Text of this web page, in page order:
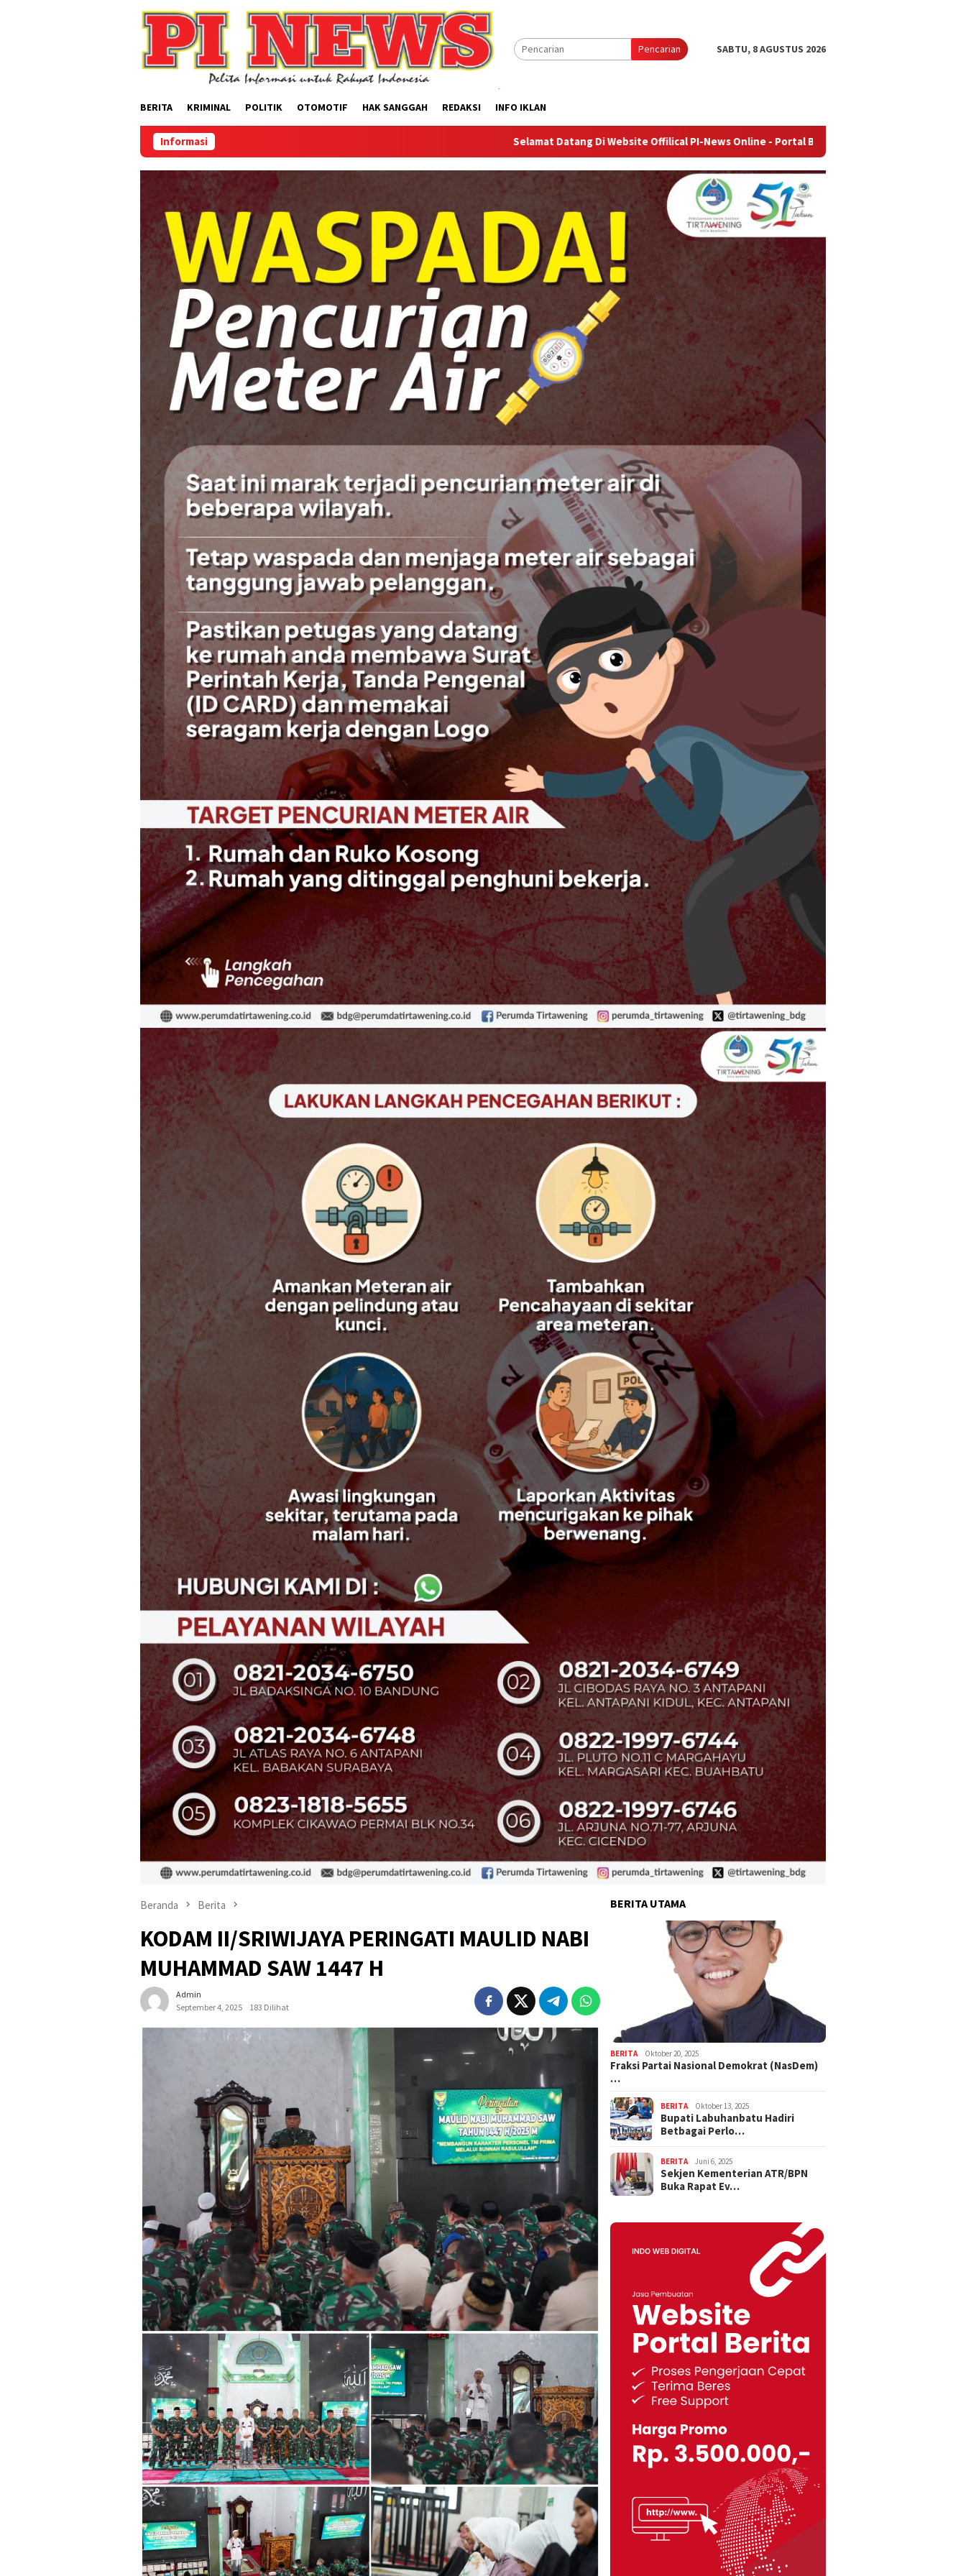
Pencarian
SABTU, 8 AGUSTUS 2026
BERITA KRIMINAL POLITIK OTOMOTIF HAK SANGGAH REDAKSI INFO IKLAN
Informasi Selamat Datang Di Website Offilical PI-News Online - Portal Berita Terupdate & Terpercaya
Beranda Berita
KODAM II/SRIWIJAYA PERINGATI MAULID NABI
MUHAMMAD SAW 1447 H
Admin
September 4, 2025
183 Dilihat
BERITA UTAMA
BERITA Oktober 20, 2025
Fraksi Partai Nasional Demokrat (NasDem)
…
BERITA Oktober 13, 2025
Bupati Labuhanbatu Hadiri
Betbagai Perlo…
BERITA Juni 6, 2025
Sekjen Kementerian ATR/BPN
Buka Rapat Ev…